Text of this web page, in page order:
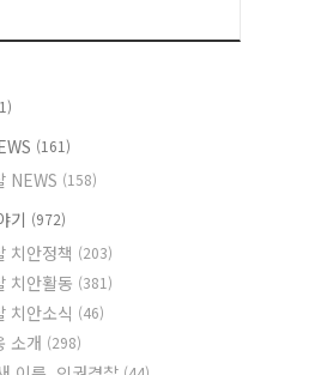
(161)
NEWS (158)
기 (972)
치안정책 (203)
치안활동 (381)
치안소식 (46)
소개 (298)